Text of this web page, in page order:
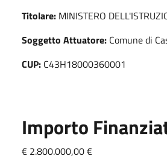
Titolare: MINISTERO
Soggetto Attuatore: Comune di
CUP: C43H18000360001
Importo
€ 2.800.000,00 €